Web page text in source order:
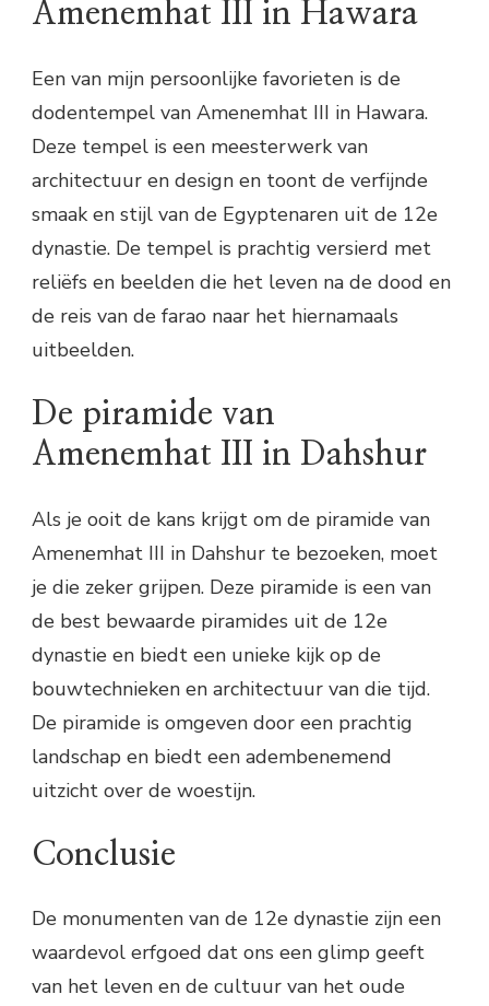
Amenemhat III in Hawara
Een van mijn persoonlijke favorieten is de
dodentempel van Amenemhat III in Hawara.
Deze tempel is een meesterwerk van
architectuur en design en toont de verfijnde
smaak en stijl van de Egyptenaren uit de 12e
dynastie. De tempel is prachtig versierd met
reliëfs en beelden die het leven na de dood en
de reis van de farao naar het hiernamaals
uitbeelden.
De piramide van
Amenemhat III in Dahshur
Als je ooit de kans krijgt om de piramide van
Amenemhat III in Dahshur te bezoeken, moet
je die zeker grijpen. Deze piramide is een van
de best bewaarde piramides uit de 12e
dynastie en biedt een unieke kijk op de
bouwtechnieken en architectuur van die tijd.
De piramide is omgeven door een prachtig
landschap en biedt een adembenemend
uitzicht over de woestijn.
Conclusie
De monumenten van de 12e dynastie zijn een
waardevol erfgoed dat ons een glimp geeft
van het leven en de cultuur van het oude